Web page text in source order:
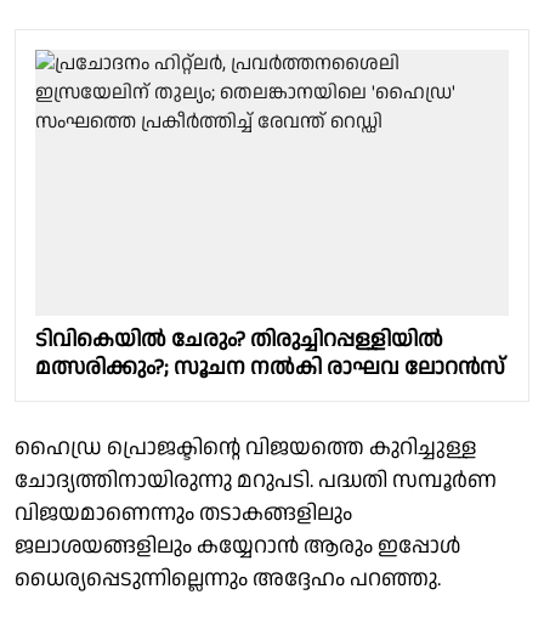
ടിവികെയില്‍ ചേരും? തിരുച്ചിറപ്പള്ളിയില്‍
മത്സരിക്കും?; സൂചന നല്‍കി രാഘവ ലോറന്‍സ്
ഹൈഡ്ര പ്രൊജക്ടിന്റെ വിജയത്തെ കുറിച്ചുള്ള
ചോദ്യത്തിനായിരുന്നു മറുപടി. പദ്ധതി സമ്പൂര്‍ണ
വിജയമാണെന്നും തടാകങ്ങളിലും
ജലാശയങ്ങളിലും കയ്യേറാന്‍ ആരും ഇപ്പോള്‍
ധൈര്യപ്പെടുന്നില്ലെന്നും അദ്ദേഹം പറഞ്ഞു.